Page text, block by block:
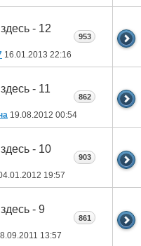
- 12
16.01.2013 22:16
953
- 11
19.08.2012 00:54
862
- 10
19:57
903
- 9
13:57
861